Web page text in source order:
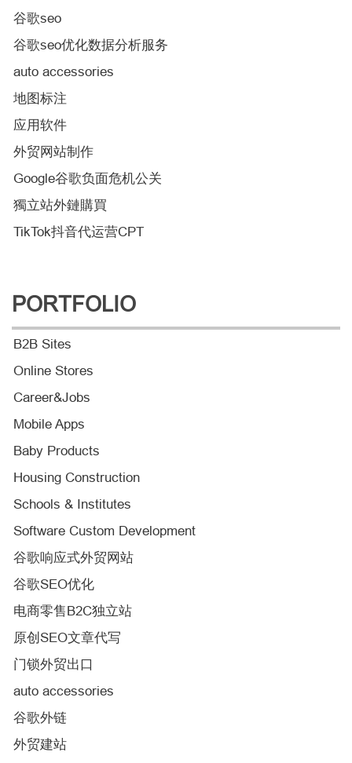
谷歌seo
谷歌seo优化数据分析服务
auto accessories
地图标注
应用软件
外贸网站制作
Google谷歌负面危机公关
獨立站外鏈購買
TikTok抖音代运营CPT
PORTFOLIO
B2B Sites
Online Stores
Career&Jobs
Mobile Apps
Baby Products
Housing Construction
Schools & Institutes
Software Custom Development
谷歌响应式外贸网站
谷歌SEO优化
电商零售B2C独立站
原创SEO文章代写
门锁外贸出口
auto accessories
谷歌外链
外贸建站